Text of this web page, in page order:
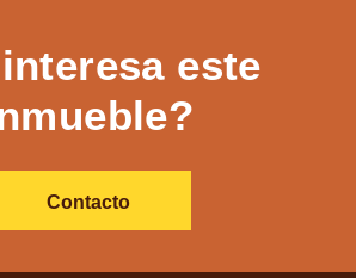
este
Contacto